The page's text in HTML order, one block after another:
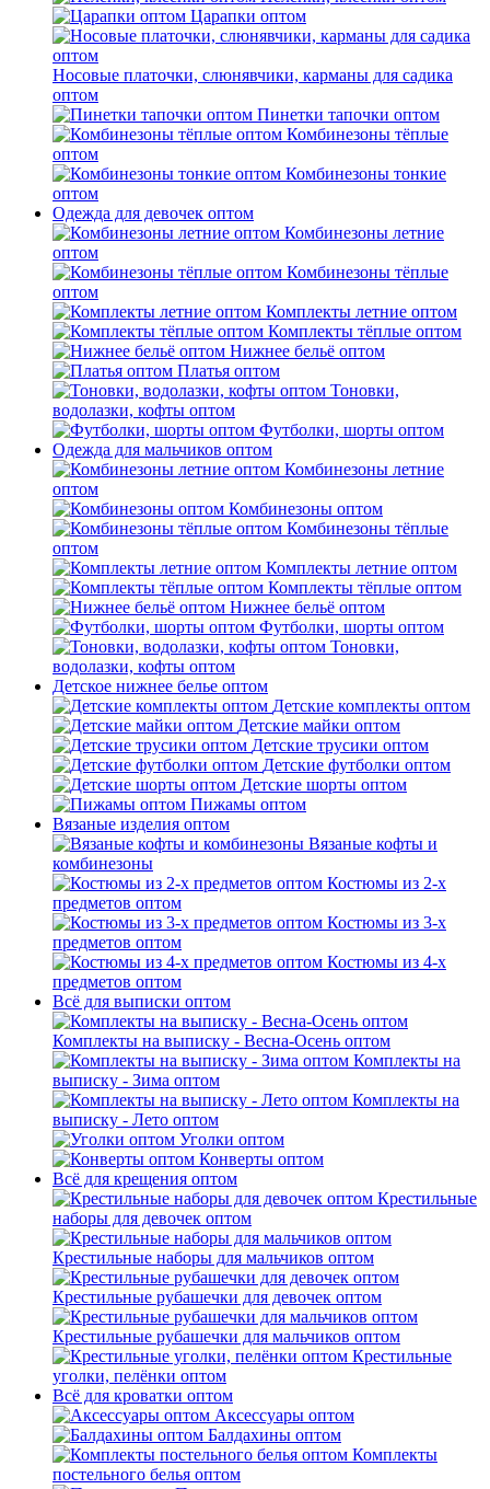
Царапки оптом
Носовые платочки, слюнявчики, карманы для садика
оптом
Пинетки тапочки оптом
Комбинезоны тёплые
оптом
Комбинезоны тонкие
оптом
Одежда для девочек оптом
Комбинезоны летние
оптом
Комбинезоны тёплые
оптом
Комплекты летние оптом
Комплекты тёплые оптом
Нижнее бельё оптом
Платья оптом
Тоновки,
водолазки, кофты оптом
Футболки, шорты оптом
Одежда для мальчиков оптом
Комбинезоны летние
оптом
Комбинезоны оптом
Комбинезоны тёплые
оптом
Комплекты летние оптом
Комплекты тёплые оптом
Нижнее бельё оптом
Футболки, шорты оптом
Тоновки,
водолазки, кофты оптом
Детское нижнее белье оптом
Детские комплекты оптом
Детские майки оптом
Детские трусики оптом
Детские футболки оптом
Детские шорты оптом
Пижамы оптом
Вязаные изделия оптом
Вязаные кофты и
комбинезоны
Костюмы из 2-х
предметов оптом
Костюмы из 3-х
предметов оптом
Костюмы из 4-х
предметов оптом
Всё для выписки оптом
Комплекты на выписку - Весна-Осень оптом
Комплекты на
выписку - Зима оптом
Комплекты на
выписку - Лето оптом
Уголки оптом
Конверты оптом
Всё для крещения оптом
Крестильные
наборы для девочек оптом
Крестильные наборы для мальчиков оптом
Крестильные рубашечки для девочек оптом
Крестильные рубашечки для мальчиков оптом
Крестильные
уголки, пелёнки оптом
Всё для кроватки оптом
Аксессуары оптом
Балдахины оптом
Комплекты
постельного белья оптом